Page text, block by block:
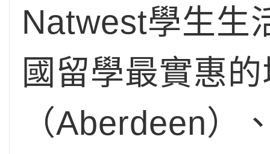
Natwest學生生
國留學最實惠
（Aberdeen）